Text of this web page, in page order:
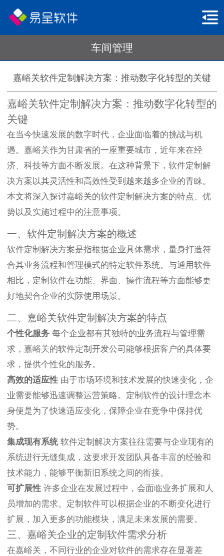
车间管理
嘉峪关软件定制解决方案：推动数字化转型的关键
嘉峪关软件定制解决方案：推动数字化转型的
关键
在当今快速发展的数字时代，企业面临着的挑战与机
遇。嘉峪关作为甘肃省的一座重要城市，近年来在经
济、科技等方面不断发展。在这种背景下，软件定制解
决方案以其灵活性和高效性受到越来越多企业的青睐。
本文将深入探讨嘉峪关的软件定制解决方案的特点、优
势以及实施过程中的注意事项。
一、软件定制解决方案的概述
软件定制解决方案是指根据企业具体需求，量身打造符
合其业务流程和管理模式的特定软件系统。与通用软件
相比，定制软件在功能、界面、操作流程等方面能够更
好地契合企业的实际使用场景。
二、嘉峪关软件定制解决方案的特点
个性化服务 每个企业都有其独特的业务流程与管理需
求，嘉峪关的软件定制开发公司能够根据客户的具体要
求，提供个性化的服务。
高效的适应性 由于市场环境和技术发展的快速变化，企
业需要能够迅速调整运营策略。定制软件的设计理念本
身便是为了快速适应变化，保障企业在竞争中保持优
势。
集成现有系统软件定制解决方案往往需要与企业现有的
系统进行无缝集成，这要求开发团队具备丰富的经验和
技术能力，能够平衡新旧系统之间的衔接。
可扩展性 许多企业在发展过程中，会面临业务扩展和人
员增加的需求。定制软件可以根据企业的不断变化进行
扩展，加入更多的功能模块，满足未来发展的需要。
三、嘉峪关企业的定制软件需求分析
在嘉峪关，不同行业的企业对软件的需求存在显著差